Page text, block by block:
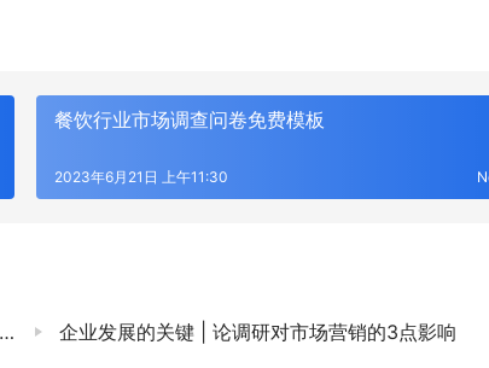
餐饮行业市场调查问卷免费模板
2023年6月21日 上午11:30
企业发展的关键 | 论调研对市场营销的3点影响